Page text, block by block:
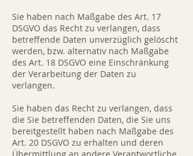
Sie haben nach Maßgabe des Art. 17
DSGVO das Recht zu verlangen, dass
betreffende Daten unverzüglich gelöscht
werden, bzw. alternativ nach Maßgabe
des Art. 18 DSGVO eine Einschränkung
der Verarbeitung der Daten zu
verlangen.
Sie haben das Recht zu verlangen, dass
die Sie betreffenden Daten, die Sie uns
bereitgestellt haben nach Maßgabe des
Art. 20 DSGVO zu erhalten und deren